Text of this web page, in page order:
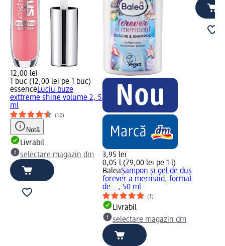
12,00 lei
1 buc (12,00 lei pe 1 buc)
essenceLuciu buze
exttreme shine volume 2, 5
ml
(12)
Notă
Livrabil
selectare magazin dm
3,95 lei
0,05 l (79,00 lei pe 1 l)
BaleaȘampon și gel de duș
forever a mermaid, format
de..., 50 ml
(1)
Livrabil
selectare magazin dm